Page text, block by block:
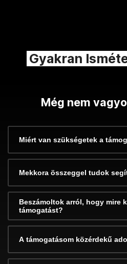
Gyakran
Még nem
Miért van szükségetek a
Mekkora összeggel tudok
Beszámoltok arról, hogy mire
támogatást?
A támogatásom közérdekű